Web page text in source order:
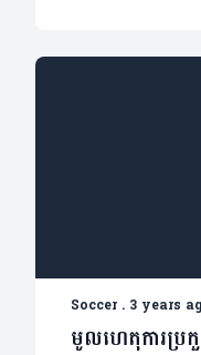
Soccer. 3 years
មូលហេតុការប្រ